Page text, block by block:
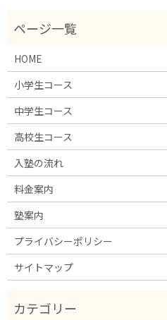
HOME
小学生コース
中学生コース
高校生コース
入塾の流れ
料金案内
塾案内
プライバシーポリシー
サイトマップ